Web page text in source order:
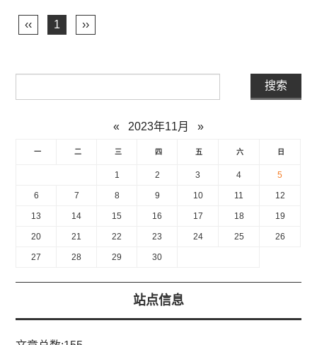
‹‹ 1 ››
« 2023年11月 »
一 二 三 四 五 六 日
1 2 3 4 5
6 7 8 9 10 11 12
13 14 15 16 17 18 19
20 21 22 23 24 25 26
27 28 29 30
站点信息